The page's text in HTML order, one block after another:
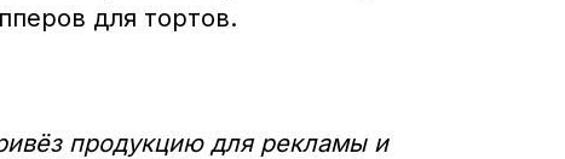
для тортов.
продукцию для рекламы и